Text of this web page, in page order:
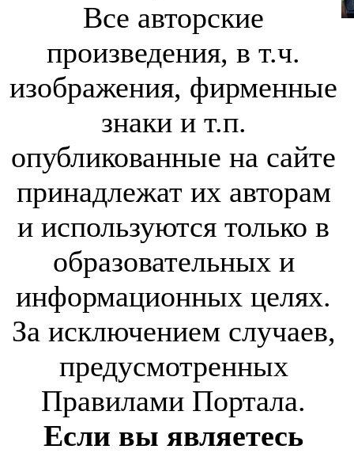
Все авторские
произведения, в т.ч.
изображения, фирменные
знаки и т.п.
опубликованные на сайте
принадлежат их авторам
и используются только в
образовательных и
информационных целях.
За исключением случаев,
предусмотренных
Правилами Портала.
Если вы являетесь